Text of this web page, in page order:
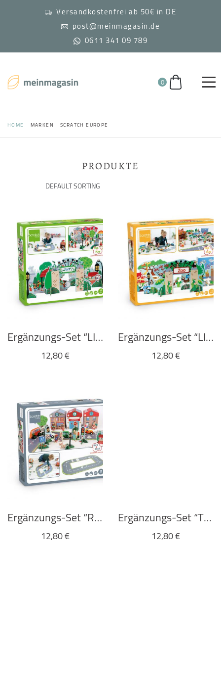
Versandkostenfrei ab 50€ in DE
post@meinmagasin.de
0611 341 09 789
0
HOME MARKEN SCRATCH EUROPE
PRODUKTE
Ergänzungs-Set “LIFE AT THE PARK” von Scratch Europe
12,80€
Ergänzungs-Set “LIFE AT THE ZOO” von Scratch Europe
12,80€
Ergänzungs-Set “ROAD SYSTEM” von Scratch Europe
12,80€
Ergänzungs-Set “TRAFFIC SIGN” von Scratch Europe
12,80€